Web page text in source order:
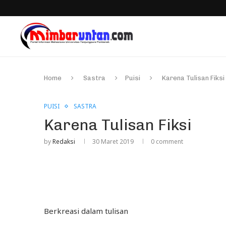
Home Sastra Puisi Karena Tulisan Fiksi
PUISI SASTRA
Karena Tulisan Fiksi
byRedaksi 30 Maret 2019 0 comment
Berkreasi dalam tulisan